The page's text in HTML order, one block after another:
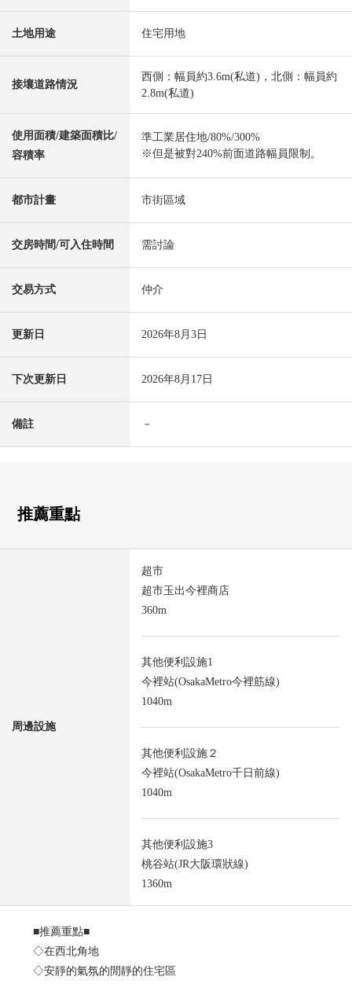
土地用途 住宅用地
接壤道路情況
西側：幅員約3.6m(私道)，北側：幅員約
2.8m(私道)
使用面積/建築面積比/
容積率
準工業居住地/80%/300%
※但是被對240%前面道路幅員限制。
都市計畫 市街區域
交房時間/可入住時間 需討論
交易方式 仲介
更新日 2026年8月3日
下次更新日 2026年8月17日
備註 －
推薦重點
周邊設施
超市
超市玉出今裡商店
360m
其他便利設施1
今裡站(OsakaMetro今裡筋線)
1040m
其他便利設施２
今裡站(OsakaMetro千日前線)
1040m
其他便利設施3
桃谷站(JR大阪環狀線)
1360m
■推薦重點■
◇在西北角地
◇安靜的氣氛的閒靜的住宅區